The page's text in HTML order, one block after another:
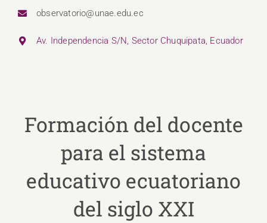
observatorio@unae.edu.ec
Av. Independencia S/N, Sector Chuquipata, Ecuador
Formación del docente
para el sistema
educativo ecuatoriano
del siglo XXI